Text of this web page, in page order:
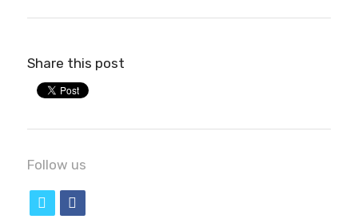
Share this post
Follow us